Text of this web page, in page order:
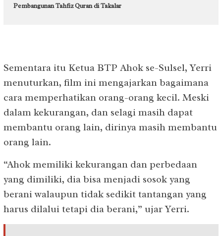
Pembangunan Tahfiz Quran di Takalar
Sementara itu Ketua BTP Ahok se-Sulsel, Yerri
menuturkan, film ini mengajarkan bagaimana
cara memperhatikan orang-orang kecil. Meski
dalam kekurangan, dan selagi masih dapat
membantu orang lain, dirinya masih membantu
orang lain.
“Ahok memiliki kekurangan dan perbedaan
yang dimiliki, dia bisa menjadi sosok yang
berani walaupun tidak sedikit tantangan yang
harus dilalui tetapi dia berani,” ujar Yerri.